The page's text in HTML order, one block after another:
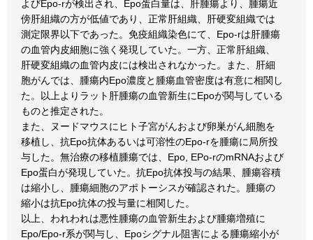
よびEpo-rが検出され、Epo蛋白量は、肝腫瘍より、腫瘍近
傍肝組織の方が低値であり、正常肝組織、肝硬変組織では
測定限界以下であった。免疫組織染色にて、Epo-rは肝腫瘍
の血管内皮細胞に強く発現していた。一方、正常肝組織、
肝硬変組織の血管内皮には検出されなかった。また、肝細
胞がんでは、腫瘍内Epo濃度と腫瘍血管密度は有意に相関し
た。以上よりラット肝腫瘍の血管新生にEpoが関与している
ものと推定された。
また、ヌードマウスにヒト子宮がんおよび卵巣がん細胞を
移植し、抗Epo抗体あるいは可溶性のEpo-rを腫瘍に局所投
与した。無治療の移植腫瘍では、Epo, EPo-rのmRNAおよび
Epo蛋白が発現していた。抗Epo抗体投与の結果、腫瘍容積
は縮小し、腫瘍細胞のアポトーシスが確認された。腫瘍の
縮小は抗Epo抗体の投与量に相関した。
以上、われわれは悪性腫瘍の血管新生および腫瘍増殖に
Epo/Epo-r系が関与し、Epoシグナル阻害による腫瘍縮小が